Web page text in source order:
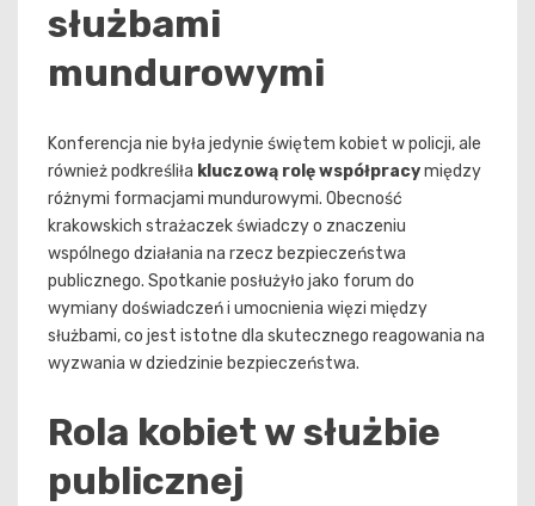
służbami
mundurowymi
Konferencja nie była jedynie świętem kobiet w policji, ale
również podkreśliła kluczową rolę współpracymiędzy
różnymi formacjami mundurowymi. Obecność
krakowskich strażaczek świadczy o znaczeniu
wspólnego działania na rzecz bezpieczeństwa
publicznego. Spotkanie posłużyło jako forum do
wymiany doświadczeń i umocnienia więzi między
służbami, co jest istotne dla skutecznego reagowania na
wyzwania w dziedzinie bezpieczeństwa.
Rola kobiet w służbie
publicznej